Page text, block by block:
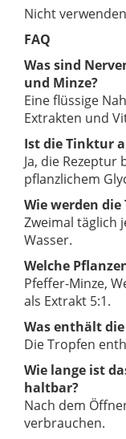
Nicht
FAQ
Was sind
und Minze?
Eine flüssige
Extrakten und
Ist die Tinktur
Ja, die Rezeptur
pflanzlichem
Wie werden
Zweimal täglich
Wasser.
Welche
Pfeffer-Minze,
als Extrakt 5:1.
Was enthält
Die Tropfen
Wie lange ist
haltbar?
Nach dem
verbrauchen.